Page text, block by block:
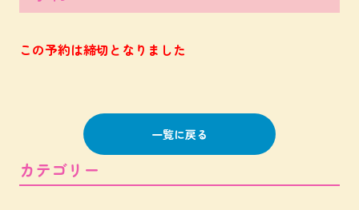
この予約は締切となりました
一覧に戻る
カテゴリー